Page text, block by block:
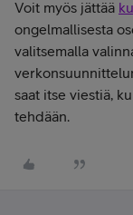
Voit myös jättää
ongelmallisesta
valitsemalla
saat itse viestiä,
tehdään.